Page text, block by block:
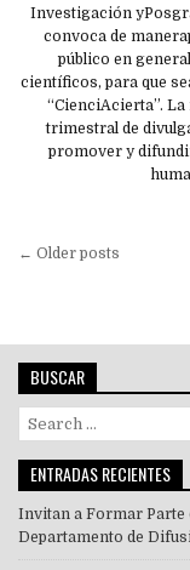
Investigación
convoca de
público en
científicos, para que
“CienciAcierta”.
trimestral de
promover y
Navegación
← Older posts
BUSCAR
Search
for:
ENTRADAS RECIENTES
Invitan a Formar Parte
Departamento de